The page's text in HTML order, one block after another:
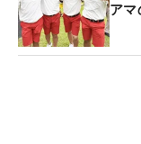
アマ